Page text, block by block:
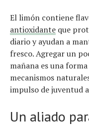
El limón contiene
antioxidante que
diario y ayudan a
fresco. Agregar un
mañana es una
mecanismos
impulso de juventud
Un aliado